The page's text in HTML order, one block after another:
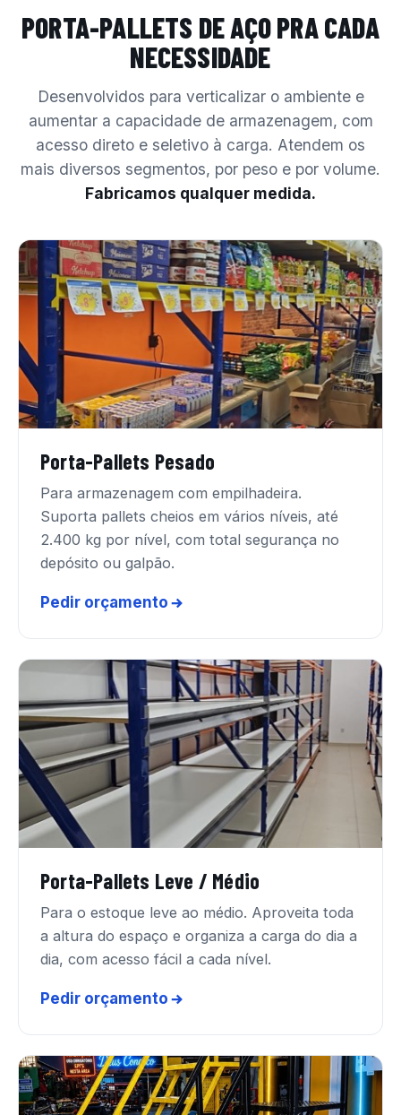
PORTA-PALLETS DE AÇOPRA CADA
NECESSIDADE
Desenvolvidos para verticalizar o ambiente e
aumentar a capacidade de armazenagem, com
acesso direto e seletivo à carga. Atendem os
mais diversos segmentos, por peso e por volume.
Fabricamos qualquer medida.
Porta-Pallets Pesado
Para armazenagem com empilhadeira.
Suporta pallets cheios em vários níveis, até
2.400 kg por nível, com total segurança no
depósito ou galpão.
Pedir orçamento
Porta-Pallets Leve / Médio
Para o estoque leve ao médio. Aproveita toda
a altura do espaço e organiza a carga do dia a
dia, com acesso fácil a cada nível.
Pedir orçamento